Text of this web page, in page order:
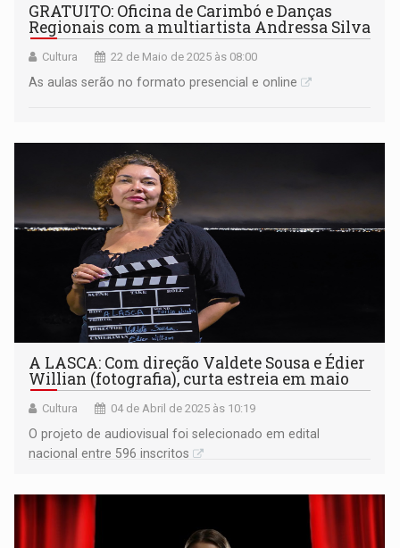
GRATUITO: Oficina de Carimbó e Danças
Regionais com a multiartista Andressa Silva
Cultura 22 de Maio de 2025 às 08:00
As aulas serão no formato presencial e online
A LASCA: Com direção Valdete Sousa e Édier
Willian (fotografia), curta estreia em maio
Cultura 04 de Abril de 2025 às 10:19
O projeto de audiovisual foi selecionado em edital
nacional entre 596 inscritos